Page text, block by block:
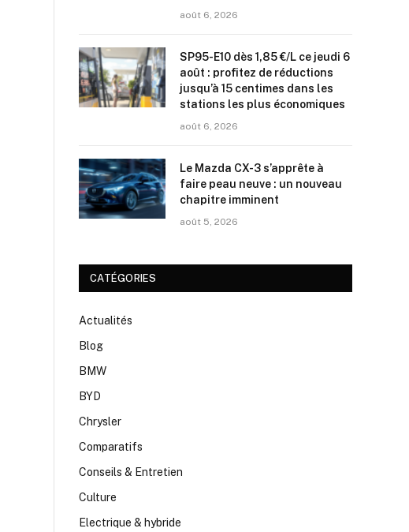
août 6, 2026
SP95-E10 dès 1,85 €/L ce jeudi 6
août : profitez de réductions
jusqu’à 15 centimes dans les
stations les plus économiques
août 6, 2026
Le Mazda CX-3 s’apprête à
faire peau neuve : un nouveau
chapitre imminent
août 5, 2026
CATÉGORIES
Actualités
Blog
BMW
BYD
Chrysler
Comparatifs
Conseils & Entretien
Culture
Electrique & hybride